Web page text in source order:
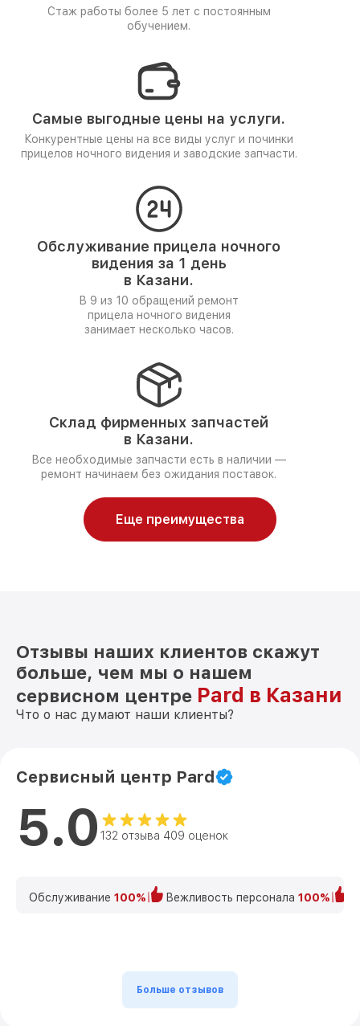
Стаж работы более 5 лет с постоянным
обучением.
Самые выгодные цены на услуги.
Конкурентные цены на все виды услуг и починки
прицелов ночного видения и заводские запчасти.
Обслуживание прицела ночного
видения за 1 день
в Казани.
В 9 из 10 обращений ремонт
прицела ночного видения
занимает несколько часов.
Склад фирменных запчастей
в Казани.
Все необходимые запчасти есть в наличии —
ремонт начинаем без ожидания поставок.
Еще преимущества
Отзывы наших клиентов скажут
больше, чем мы о нашем
сервисном центре Pard в Казани
Что о нас думают наши клиенты?
Сервисный центр Pard
5.0 132 отзыва 409 оценок
Обслуживание 100% Вежливость персонала 100%
Больше отзывов